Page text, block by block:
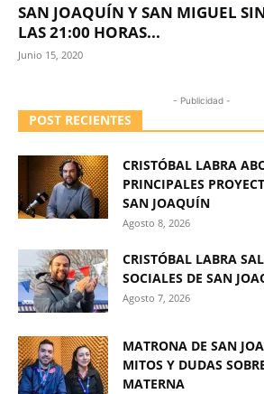
SAN JOAQUÍN Y SAN MIGUEL
LAS 21:00 HORAS...
Junio 15, 2020
- Publicidad -
POST RECIENTES
CRISTÓBAL LABRA
PRINCIPALES
SAN JOAQUÍN
Agosto 8, 2026
CRISTÓBAL LABRA
SOCIALES DE SAN
Agosto 7, 2026
MATRONA DE SAN
MITOS Y DUDAS
MATERNA